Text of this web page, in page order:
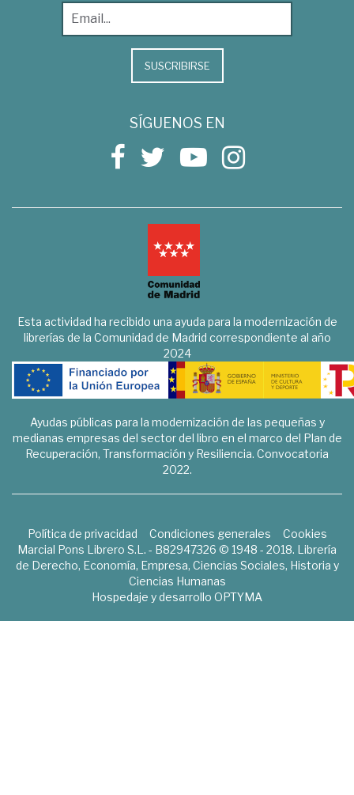
SUSCRIBIRSE
SÍGUENOS EN
Esta actividad ha recibido una ayuda para la modernización de
librerías de la Comunidad de Madrid correspondiente al año
2024
Ayudas públicas para la modernización de las pequeñas y
medianas empresas del sector del libro en el marco del Plan de
Recuperación, Transformación y Resiliencia. Convocatoria
2022.
Política de privacidad Condiciones generales
Cookies
Marcial Pons Librero S.L. - B82947326 © 1948 - 2018. Librería
de Derecho, Economía, Empresa, Ciencias Sociales, Historia y
Ciencias Humanas
Hospedaje y desarrollo OPTYMA